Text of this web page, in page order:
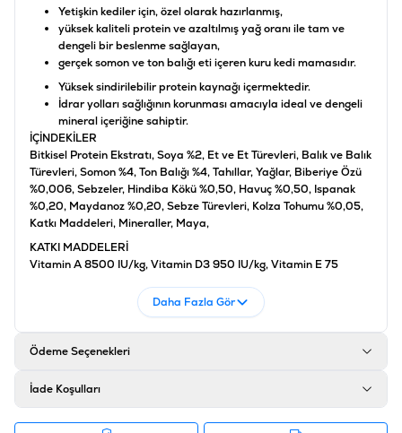
Yetişkin kediler için, özel olarak hazırlanmış,
yüksek kaliteli protein ve azaltılmış yağ oranı ile tam ve
dengeli bir beslenme sağlayan,
gerçek somon ve ton balığı eti içeren kuru kedi mamasıdır.
Yüksek sindirilebilir protein kaynağı içermektedir.
İdrar yolları sağlığının korunması amacıyla ideal ve dengeli
mineral içeriğine sahiptir.
İÇİNDEKİLER
Bitkisel Protein Ekstratı, Soya %2, Et ve Et Türevleri, Balık ve Balık
Türevleri, Somon %4, Ton Balığı %4, Tahıllar, Yağlar, Biberiye Özü
%0,006, Sebzeler, Hindiba Kökü %0,50, Havuç %0,50, Ispanak
%0,20, Maydanoz %0,20, Sebze Türevleri, Kolza Tohumu %0,05,
Katkı Maddeleri, Mineraller, Maya,
KATKI MADDELERİ
Vitamin A 8500 IU/kg, Vitamin D3 950 IU/kg, Vitamin E 75
ANALİTİK BİLEŞENLER
Ürün Filtreleri
İçerik
Tedarikçi Ürün Kodu
: 12251714
Daha Fazla Gör
Ödeme Seçenekleri
İade Koşulları